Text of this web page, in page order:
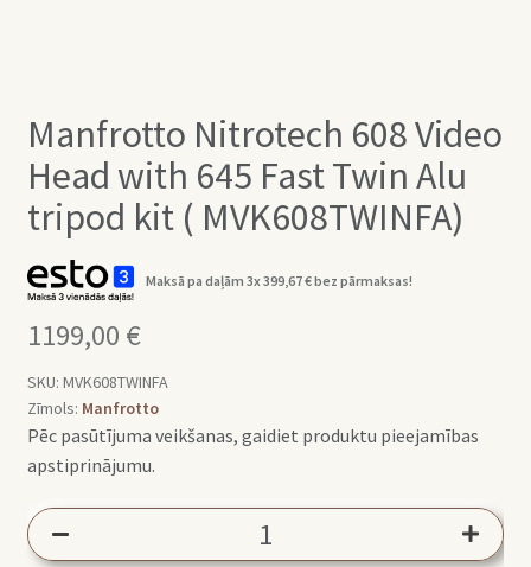
Manfrotto Nitrotech 608 Video
Head with 645 Fast Twin Alu
tripod kit ( MVK608TWINFA)
Maksā pa daļām 3x399,67€bez pārmaksas!
1199,00 €
SKU: MVK608TWINFA
Zīmols: Manfrotto
Pēc pasūtījuma veikšanas, gaidiet produktu pieejamības
apstiprinājumu.